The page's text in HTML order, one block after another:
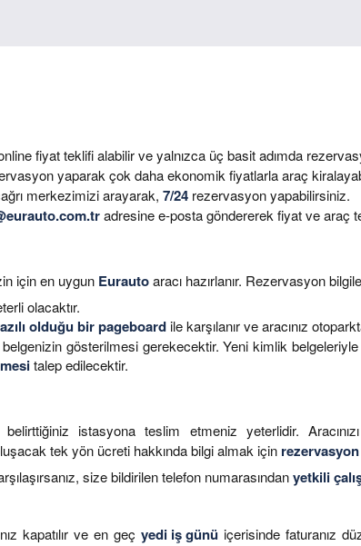
fiyat teklifi alabilir ve yalnızca üç basit adımda
yaparak çok daha ekonomik fiyatlarla araç
merkezimizi arayarak, 7/24 rezervasyon yapabilirsiniz.
adresine e-posta göndererek fiyat ve araç
için en uygun Eurautoaracı hazırlanır. Rezervasyon
olacaktır.
olduğu bir pageboardile karşılanır ve aracınız
gösterilmesi gerekecektir. Yeni kimlik
talep edilecektir.
istasyona teslim etmeniz yeterlidir. Aracınızı
tek yön ücreti hakkında bilgi almak için
size bildirilen telefon numarasındanyetkili
kapatılır ve en geç yedi iş günü içerisinde faturanız